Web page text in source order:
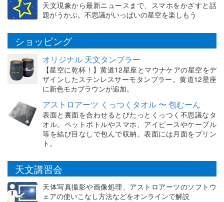
天文現象から最新ニュースまで、スマホをかざすと話
題がうかぶ。不思議がいっぱいの星空を楽しもう
ショッピング
オリジナル 天文タンブラー
【星空に乾杯！】黄道12星座とマウナケアの星空をデ
ザインしたステンレスサーモタンブラー。黄道12星座
に新色モカブラウンが追加。
アストロアーツ くっつくタオル 〜 包むーん
表面と裏面を合わせるとぴたっとくっつく不思議なタ
オル。ペットボトルやスマホ、アイピースやケーブル
等を結び目なしで包んで収納。表面には月面をプリン
ト。
天文講習会
天体写真撮影や画像処理、アストロアーツのソフトウ
ェアの使いこなし方法などをオンラインで解説